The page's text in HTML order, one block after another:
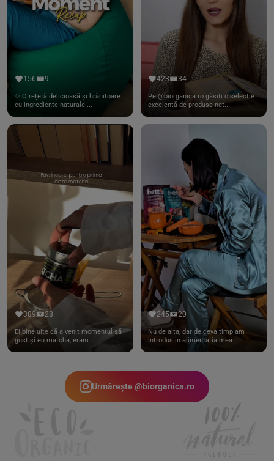
156 9
✨ O rețetă delicioasă și hrănitoare
cu ingrediente naturale ...
423 34
Pe @biorganica.ro găsiți o selecție
excelentă de produse nat...
389 28
Ei bine uite că a venit momentul să
gust și eu matcha, eram ...
245 20
Nu de alta, dar de ceva timp am
introdus in alimentatia mea ...
Urmărește @biorganica.ro